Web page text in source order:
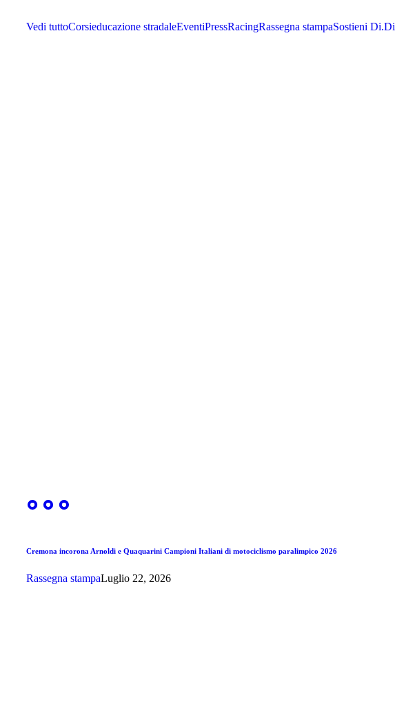
Vedi tuttoCorsieducazione stradaleEventiPressRacingRassegna stampaSostieni Di.Di
Cremona incorona Arnoldi e Quaquarini Campioni Italiani di motociclismo paralimpico 2026
Rassegna stampaLuglio 22, 2026